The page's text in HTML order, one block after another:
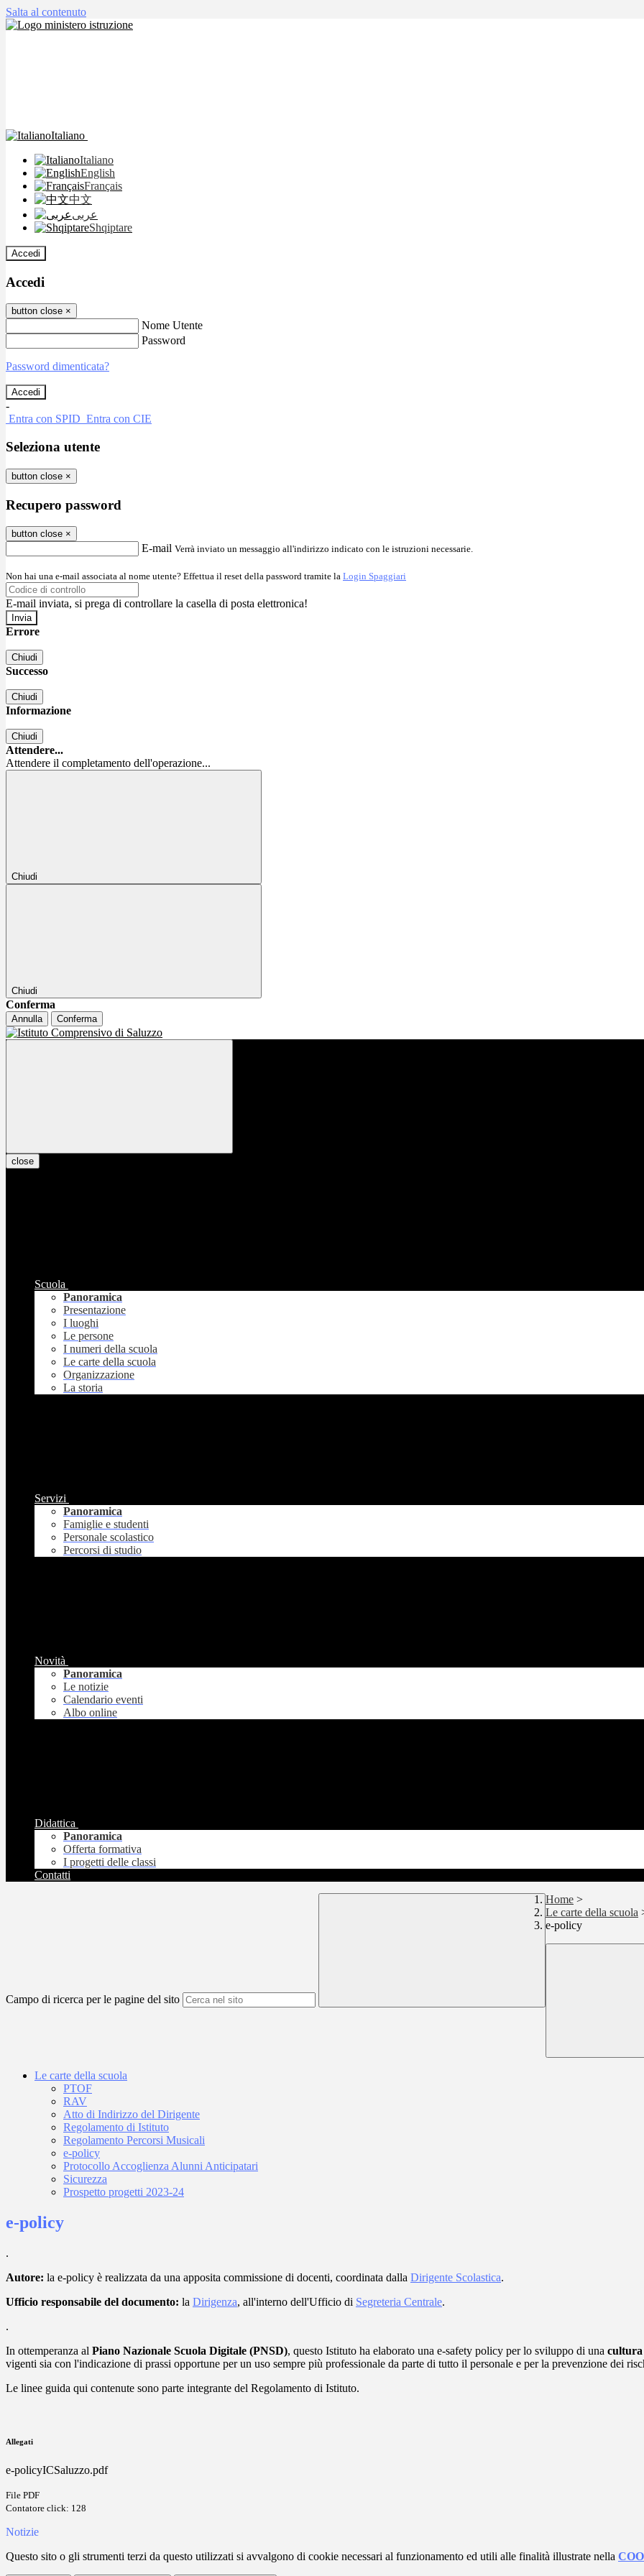
Salta al contenuto
Italiano
Italiano
English
Français
中文
عربى
Shqiptare
Accedi
Accedi
button close ×
Nome Utente
Password
Password dimenticata?
-
Entra con SPID Entra con CIE
Seleziona utente
button close ×
Recupero password
button close ×
E-mail Verrà inviato un messaggio all'indirizzo indicato con le istruzioni necessarie.
Non hai una e-mail associata al nome utente? Effettua il reset della password tramite la Login Spaggiari
E-mail inviata, si prega di controllare la casella di posta elettronica!
Errore
Chiudi
Successo
Chiudi
Informazione
Chiudi
Attendere...
Attendere il completamento dell'operazione...
Chiudi
Chiudi
Conferma
Annulla Conferma
close
Scuola
Panoramica
Presentazione
I luoghi
Le persone
I numeri della scuola
Le carte della scuola
Organizzazione
La storia
Servizi
Panoramica
Famiglie e studenti
Personale scolastico
Percorsi di studio
Novità
Panoramica
Le notizie
Calendario eventi
Albo online
Didattica
Panoramica
Offerta formativa
I progetti delle classi
Contatti
Campo di ricerca per le pagine del sito
Home >
Le carte della scuola
e-policy
Le carte della scuola
PTOF
RAV
Atto di Indirizzo del Dirigente
Regolamento di Istituto
Regolamento Percorsi Musicali
e-policy
Protocollo Accoglienza Alunni Anticipatari
Sicurezza
Prospetto progetti 2023-24
e-policy
.
Autore: la e-policy è realizzata da una apposita commissione di docenti, coordinata dalla Dirigente Scolastica.
Ufficio responsabile del documento: la Dirigenza, all'interno dell'Ufficio di Segreteria Centrale.
.
In ottemperanza al Piano Nazionale Scuola Digitale (PNSD), questo Istituto ha elaborato una e-safety policy per lo sviluppo di una cultura
vigenti sia con l'indicazione di prassi opportune per un uso sempre più professionale da parte di tutto il personale e per la prevenzione dei
Le linee guida qui contenute sono parte integrante del Regolamento di Istituto.
Allegati
e-policyICSaluzzo.pdf
File PDF
Contatore click: 128
Notizie
Questo sito o gli strumenti terzi da questo utilizzati si avvalgono di cookie necessari al funzionamento ed utili alle finalità illustrate nella